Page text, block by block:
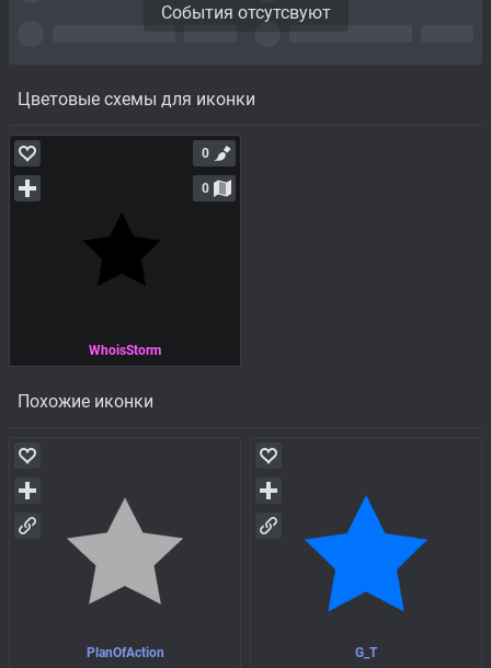
Цветовые схемы для иконки
WhoisStorm
0
0
Похожие иконки
PlanOfAction G_T
События отсутсвуют